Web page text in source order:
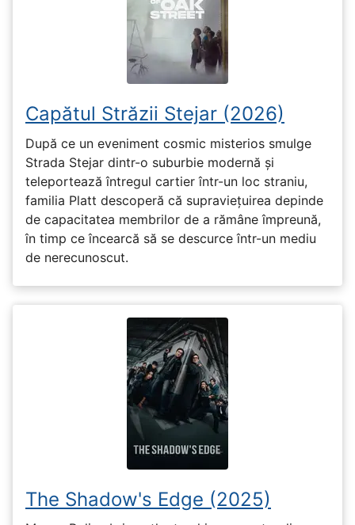
Capătul Străzii Stejar (2026)
După ce un eveniment cosmic misterios smulge
Strada Stejar dintr-o suburbie modernă și
teleportează întregul cartier într-un loc straniu,
familia Platt descoperă că supraviețuirea depinde
de capacitatea membrilor de a rămâne împreună,
în timp ce încearcă să se descurce într-un mediu
de nerecunoscut.
The Shadow's Edge (2025)